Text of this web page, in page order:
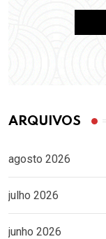
ARQUIVOS
agosto 2026
julho 2026
junho 2026